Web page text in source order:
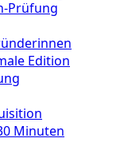
Prüfung
Edition
Minuten